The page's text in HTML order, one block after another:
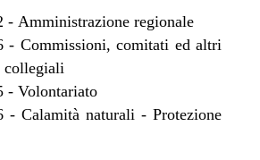
- Amministrazione regionale
- Commissioni, comitati ed altri
collegiali
- Volontariato
- Calamità naturali - Protezione